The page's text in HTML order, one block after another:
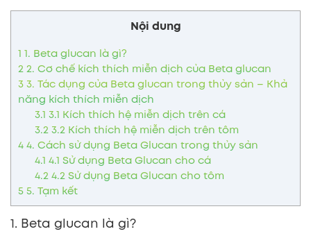
Nội dung
1 1. Beta glucan là gì?
22. Cơ chế kích thích miễn dịch của Beta glucan
33. Tác dụng của Beta glucan trong thủy sản – Khả
năng kích thích miễn dịch
3.1 3.1 Kích thích hệ miễn dịch trên cá
3.23.2 Kích thích hệ miễn dịch trên tôm
44. Cách sử dụng Beta Glucan trong thủy sản
4.1 4.1 Sử dụng Beta Glucan cho cá
4.24.2 Sử dụng Beta Glucan cho tôm
55. Tạm kết
1. Beta glucan là gì?